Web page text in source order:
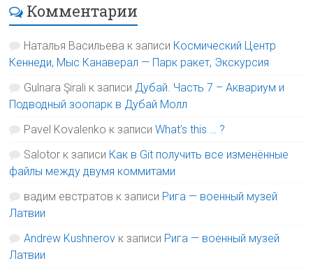
Комментарии
Наталья Васильева к записи Космический Центр
Кеннеди, Мыс Канаверал — Парк ракет, Экскурсия
Gulnara Şirali к записи Дубай. Часть 7 – Аквариум и
Подводный зоопарк в Дубай Молл
Pavel Kovalenko к записиWhat’s this … ?
Salotor к записи Как в Git получить все изменённые
файлы между двумя коммитами
вадим евстратов к записи Рига — военный музей
Латвии
Andrew Kushnerov к записи Рига — военный музей
Латвии